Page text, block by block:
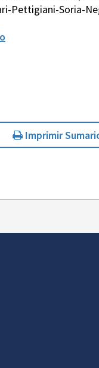
Pettigiani-Soria-
Imprimir